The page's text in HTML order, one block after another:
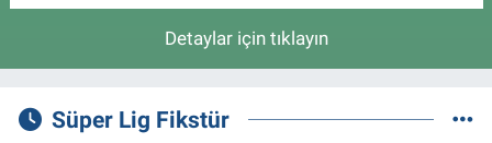
Detaylar için tıklayın
Süper Lig Fikstür